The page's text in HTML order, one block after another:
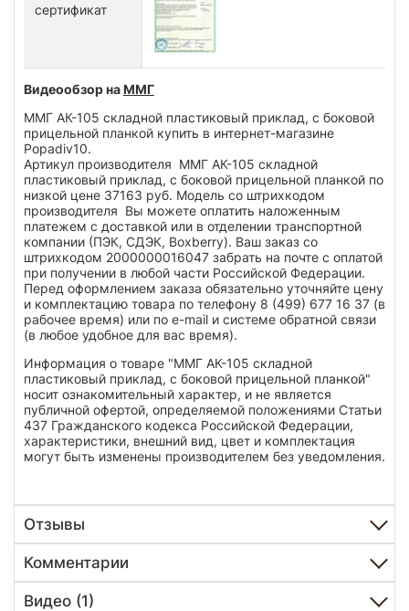
сертификат
Видеообзор на ММГ
ММГ АК-105 складной пластиковый приклад, с боковой
прицельной планкой купить в интернет-магазине
Popadiv10.
Артикул производителя ММГ АК-105 складной
пластиковый приклад, с боковой прицельной планкой по
низкой цене 37163 руб. Модель со штрихкодом
производителя Вы можете оплатить наложенным
платежем с доставкой или в отделении транспортной
компании (ПЭК, СДЭК, Boxberry). Ваш заказ со
штрихкодом 2000000016047 забрать на почте с оплатой
при получении в любой части Российской Федерации.
Перед оформлением заказа обязательно уточняйте цену
и комплектацию товара по телефону 8 (499) 677 16 37 (в
рабочее время) или по e-mail и системе обратной связи
(в любое удобное для вас время).
Информация о товаре "ММГ АК-105 складной
пластиковый приклад, с боковой прицельной планкой"
носит ознакомительный характер, и не является
публичной офертой, определяемой положениями Статьи
437 Гражданского кодекса Российской Федерации,
характеристики, внешний вид, цвет и комплектация
могут быть изменены производителем без уведомления.
Отзывы
Комментарии
Видео (1)